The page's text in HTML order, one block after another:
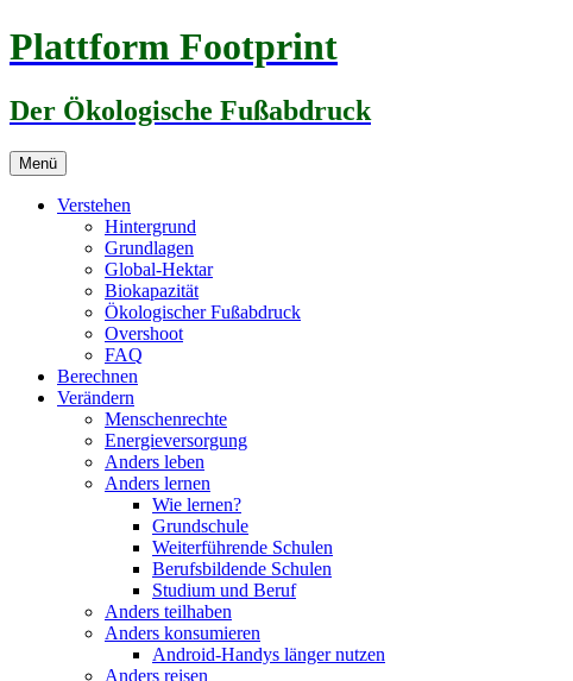
Zum
Inhalt
Plattform Footprint
Der Ökologische Fußabdruck
Menü
Verstehen
Hintergrund
Grundlagen
Global-Hektar
Biokapazität
Ökologischer Fußabdruck
Overshoot
FAQ
Berechnen
Verändern
Menschenrechte
Energieversorgung
Anders leben
Anders lernen
Wie lernen?
Grundschule
Weiterführende Schulen
Berufsbildende Schulen
Studium und Beruf
Anders teilhaben
Anders konsumieren
Android-Handys länger nutzen
Anders reisen